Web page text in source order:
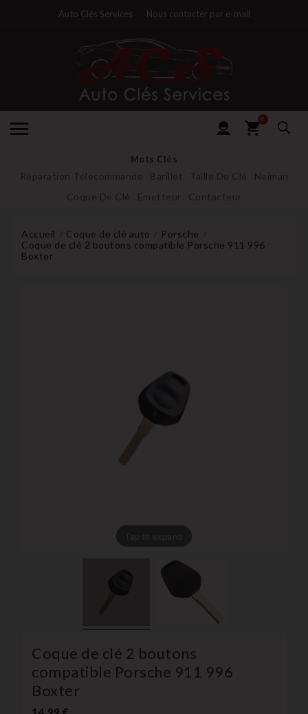
Auto Clés Services Nous contacter par e-mail
0
Mots Clés
Réparation Télecommande Barillet Taille De Clé
Neiman
Coque De Clé
Emetteur Contacteur
Accueil Coque de clé auto
Porsche
Coque de clé 2 boutons compatible Porsche 911 996
Boxter
Coque de clé 2 boutons
compatible Porsche 911 996
Boxter